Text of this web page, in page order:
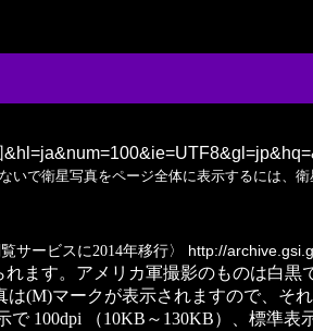
で衛星写真をページ全体に表示するには、
サービスに2014年移行〉 http://
ます。アメリカ軍撮影のものは白黒
(M)マークが表示されますので、そ
100dpi （10KB～130KB）、標準表